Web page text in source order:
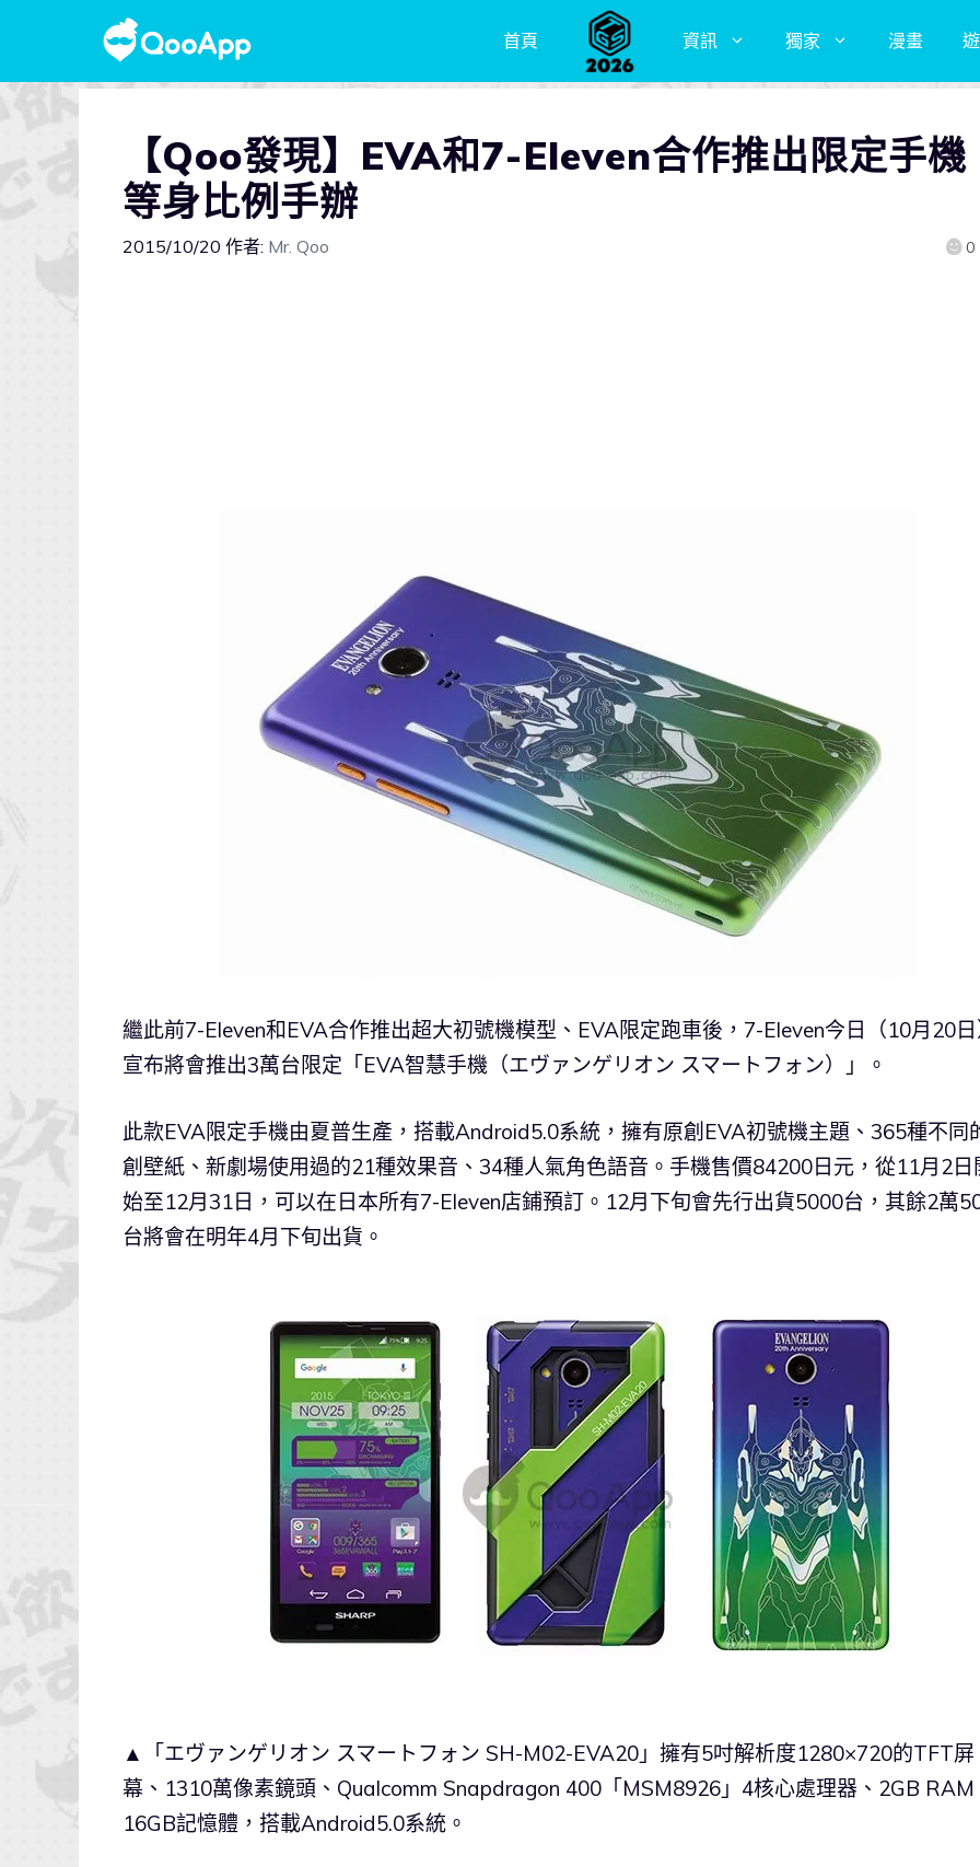
首頁 資訊 獨家 漫畫
【Qoo發現】EVA和7-Eleven合作推出限定手機
等身比例手辦
2015/10/20 作者: Mr. Qoo 0
繼此前7-Eleven和EVA合作推出超大初號機模型、EVA限定跑車後，7-Eleven今日（10月20
宣布將會推出3萬台限定「EVA智慧手機（エヴァンゲリオン スマートフォン）」。
此款EVA限定手機由夏普生產，搭載Android5.0系統，擁有原創EVA初號機主題、365種不同
創壁紙、新劇場使用過的21種效果音、34種人氣角色語音。手機售價84200日元，從11月2日
始至12月31日，可以在日本所有7-Eleven店鋪預訂。12月下旬會先行出貨5000台，其餘2萬
台將會在明年4月下旬出貨。
▲「エヴァンゲリオン スマートフォン SH-M02-EVA20」擁有5吋解析度1280×720的TFT屏
幕、1310萬像素鏡頭、Qualcomm Snapdragon 400「MSM8926」4核心處理器、2GB RAM
16GB記憶體，搭載Android5.0系統。